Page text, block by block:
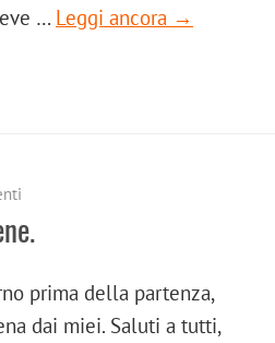
… Leggi ancora →
prima della partenza,
dai miei. Saluti a tutti,